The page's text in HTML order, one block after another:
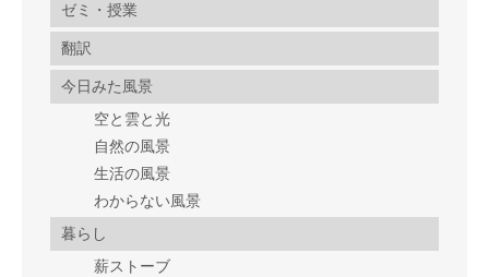
ゼミ・授業
翻訳
今日みた風景
空と雲と光
自然の風景
生活の風景
わからない風景
暮らし
薪ストーブ